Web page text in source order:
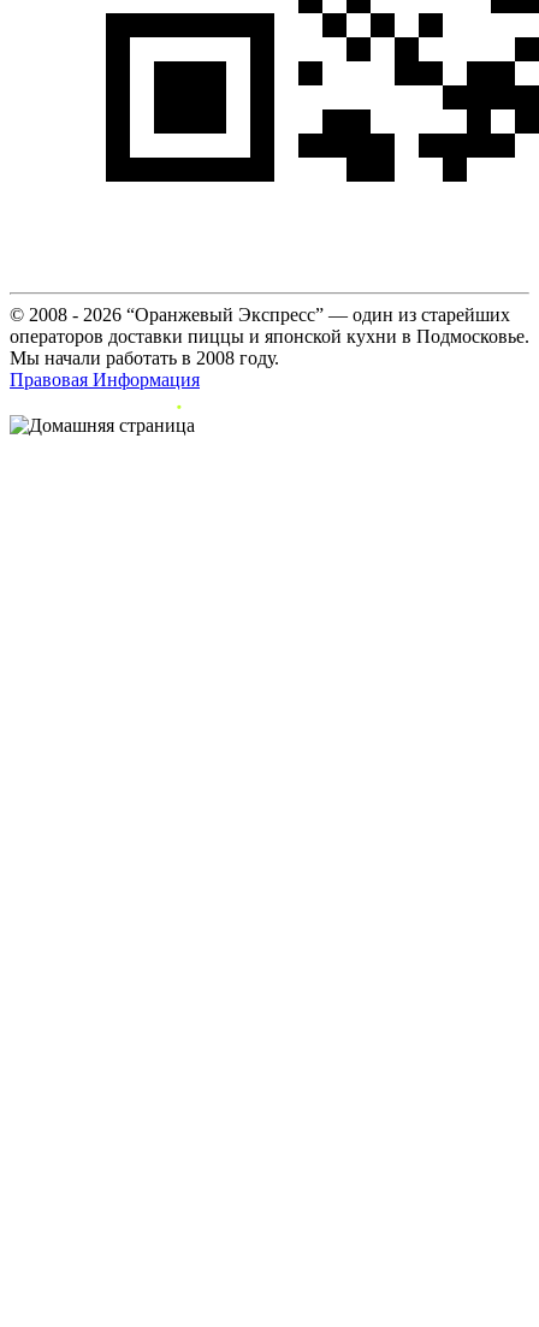
© 2008 - 2026 “Оранжевый Экспресс” — один из старейших
операторов доставки пиццы и японской кухни в Подмосковье.
Мы начали работать в 2008 году.
Правовая Информация